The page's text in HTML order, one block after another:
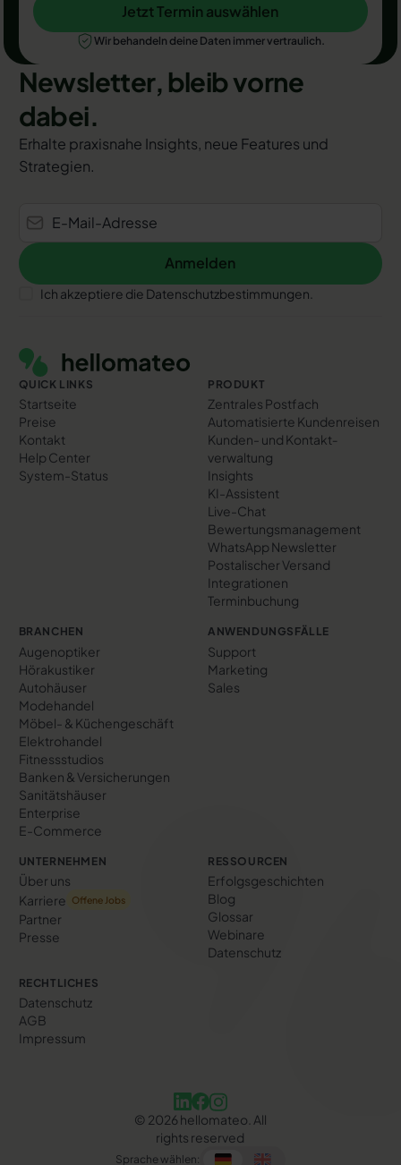
Jetzt Termin auswählen
Jetzt Termin auswählen
Wir behandeln deine Daten immer vertraulich.
Newsletter, bleib vorne
dabei.
Erhalte praxisnahe Insights, neue Features und
Strategien.
Anmelden
Anmelden
Ich akzeptiere die Datenschutzbestimmungen.
QUICK LINKS
Startseite
Preise
Kontakt
Help Center
System-Status
PRODUKT
Zentrales Postfach
Automatisierte Kundenreisen
Kunden- und Kontakt­
verwaltung
Insights
KI-Assistent
Live-Chat
Bewertungs­management
WhatsApp Newsletter
Postalischer Versand
Integrationen
Terminbuchung
BRANCHEN
Augenoptiker
Hörakustiker
Autohäuser
Modehandel
Möbel- & Küchengeschäft
Elektrohandel
Fitnessstudios
Banken & Versicherungen
Sanitätshäuser
Enterprise
E-Commerce
ANWENDUNGSFÄLLE
Support
Marketing
Sales
UNTERNEHMEN
Über uns
Karriere
Offene Jobs
Partner
Presse
RESSOURCEN
Erfolgs­geschichten
Blog
Glossar
Webinare
Datenschutz
RECHTLICHES
Datenschutz
AGB
Impressum
© 2026 hellomateo. All
rights reserved
Sprache wählen: